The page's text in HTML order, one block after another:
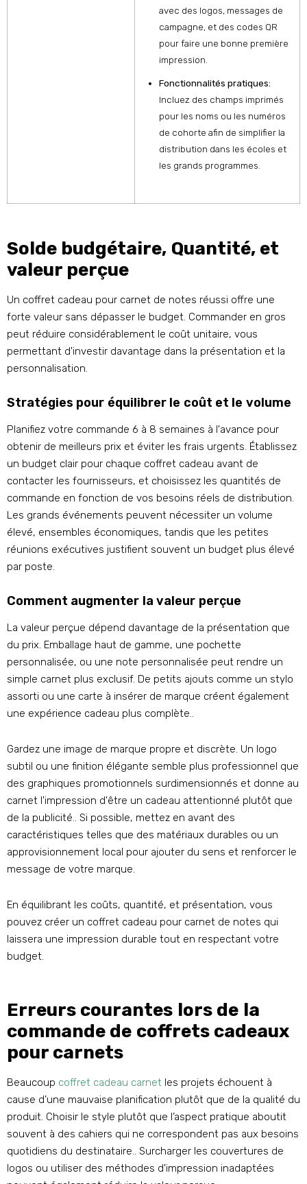
avec des logos, messages de
campagne, et des codes QR
pour faire une bonne première
impression.
Fonctionnalités pratiques:
Incluez des champs imprimés
pour les noms ou les numéros
de cohorte afin de simplifier la
distribution dans les écoles et
les grands programmes.
Solde budgétaire, Quantité, et
valeur perçue
Un coffret cadeau pour carnet de notes réussi offre une
forte valeur sans dépasser le budget. Commander en gros
peut réduire considérablement le coût unitaire, vous
permettant d'investir davantage dans la présentation et la
personnalisation.
Stratégies pour équilibrer le coût et le volume
Planifiez votre commande 6 à 8 semaines à l'avance pour
obtenir de meilleurs prix et éviter les frais urgents. Établissez
un budget clair pour chaque coffret cadeau avant de
contacter les fournisseurs, et choisissez les quantités de
commande en fonction de vos besoins réels de distribution.
Les grands événements peuvent nécessiter un volume
élevé, ensembles économiques, tandis que les petites
réunions exécutives justifient souvent un budget plus élevé
par poste.
Comment augmenter la valeur perçue
La valeur perçue dépend davantage de la présentation que
du prix. Emballage haut de gamme, une pochette
personnalisée, ou une note personnalisée peut rendre un
simple carnet plus exclusif. De petits ajouts comme un stylo
assorti ou une carte à insérer de marque créent également
une expérience cadeau plus complète..
Gardez une image de marque propre et discrète. Un logo
subtil ou une finition élégante semble plus professionnel que
des graphiques promotionnels surdimensionnés et donne au
carnet l'impression d'être un cadeau attentionné plutôt que
de la publicité.. Si possible, mettez en avant des
caractéristiques telles que des matériaux durables ou un
approvisionnement local pour ajouter du sens et renforcer le
message de votre marque.
En équilibrant les coûts, quantité, et présentation, vous
pouvez créer un coffret cadeau pour carnet de notes qui
laissera une impression durable tout en respectant votre
budget.
Erreurs courantes lors de la
commande de coffrets cadeaux
pour carnets
Beaucoup coffret cadeau carnet les projets échouent à
cause d’une mauvaise planification plutôt que de la qualité du
produit. Choisir le style plutôt que l’aspect pratique aboutit
souvent à des cahiers qui ne correspondent pas aux besoins
quotidiens du destinataire.. Surcharger les couvertures de
logos ou utiliser des méthodes d'impression inadaptées